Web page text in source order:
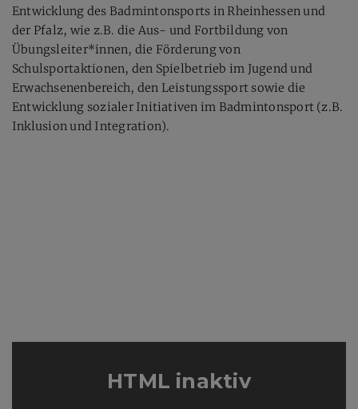
Entwicklung des Badmintonsports in Rheinhessen und
der Pfalz, wie z.B. die Aus- und Fortbildung von
Übungsleiter*innen, die Förderung von
Schulsportaktionen, den Spielbetrieb im Jugend und
Erwachsenenbereich, den Leistungssport sowie die
Entwicklung sozialer Initiativen im Badmintonsport (z.B.
Inklusion und Integration).
HTML inaktiv